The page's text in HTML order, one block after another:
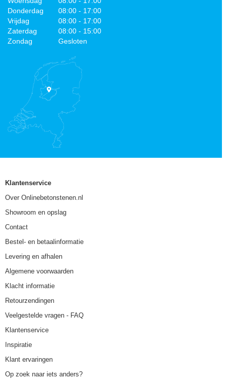
Donderdag
08:00 - 17:00
Vrijdag
08:00 - 17:00
Zaterdag
08:00 - 15:00
Zondag
Gesloten
Klantenservice
Over Onlinebetonstenen.nl
Showroom en opslag
Contact
Bestel- en betaalinformatie
Levering en afhalen
Algemene voorwaarden
Klacht informatie
Retourzendingen
Veelgestelde vragen - FAQ
Klantenservice
Inspiratie
Klant ervaringen
Op zoek naar iets anders?